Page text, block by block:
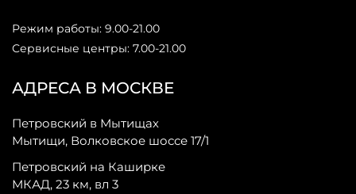
АДРЕСА В МОСКВЕ
Петровский в Мытищах
Мытищи, Волковское шоссе 17/1
Петровский на Каширке
МКАД, 23 км, вл 3
Режим работы: 9.00-21.00
Сервисные центры: 7.00-21.00